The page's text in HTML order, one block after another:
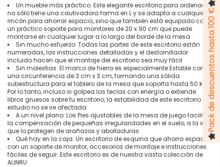
Un mueble más práctico: Este elegante escritorio para ordenador
no sólo tiene una cautivadora forma en L y se adapta a cualquier
rincón para ahorrar espacio, sino que también está equipado con
un práctico soporte para monitores de 20 x 90 cm que puede
montarse en cualquier lugar a lo largo del borde de la mesa
Sin mucho esfuerzo: Todas las partes de este escritorio están
numeradas, las instrucciones detalladas y el destornillador
incluido hacen que el montaje del escritorio sea muy fácil
Sin molestias: El marco de hierro es especialmente Estable con
una circunferencia de 3 cm x 3 cm, formando una sólida
subestructura para el tablero de la mesa que soporta hasta 50 kg.
Por lo tanto, incluso si golpea las teclas con energía o extiende
libros gruesos sobre tu escritorio, la estabilidad de este escritorio de
estudio no se ve afectada
A un nivel plano: Los Pies ajustables de la mesa de juego facilitan
la compensación de pequeñas irregularidades en el suelo, a la vez
que lo protegen de arañazos y abolladuras
Qué hay en la caja: Un escritorio de esquina que ahorra espacio
con un soporte de monitor, accesorios de montaje e instrucciones
fáciles de seguir. Este escritorio es de nuestra vasta colección de
ALINRU
Pack de descuentos hasta 100 €